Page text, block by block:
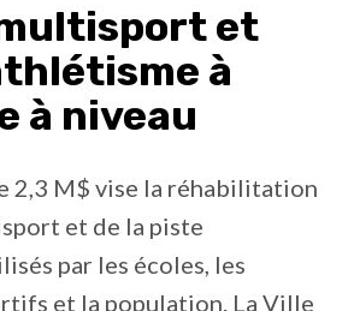
et
à
à niveau
2,3 M$ vise la réhabilitation
et de la piste
par les écoles, les
et la population. La Ville